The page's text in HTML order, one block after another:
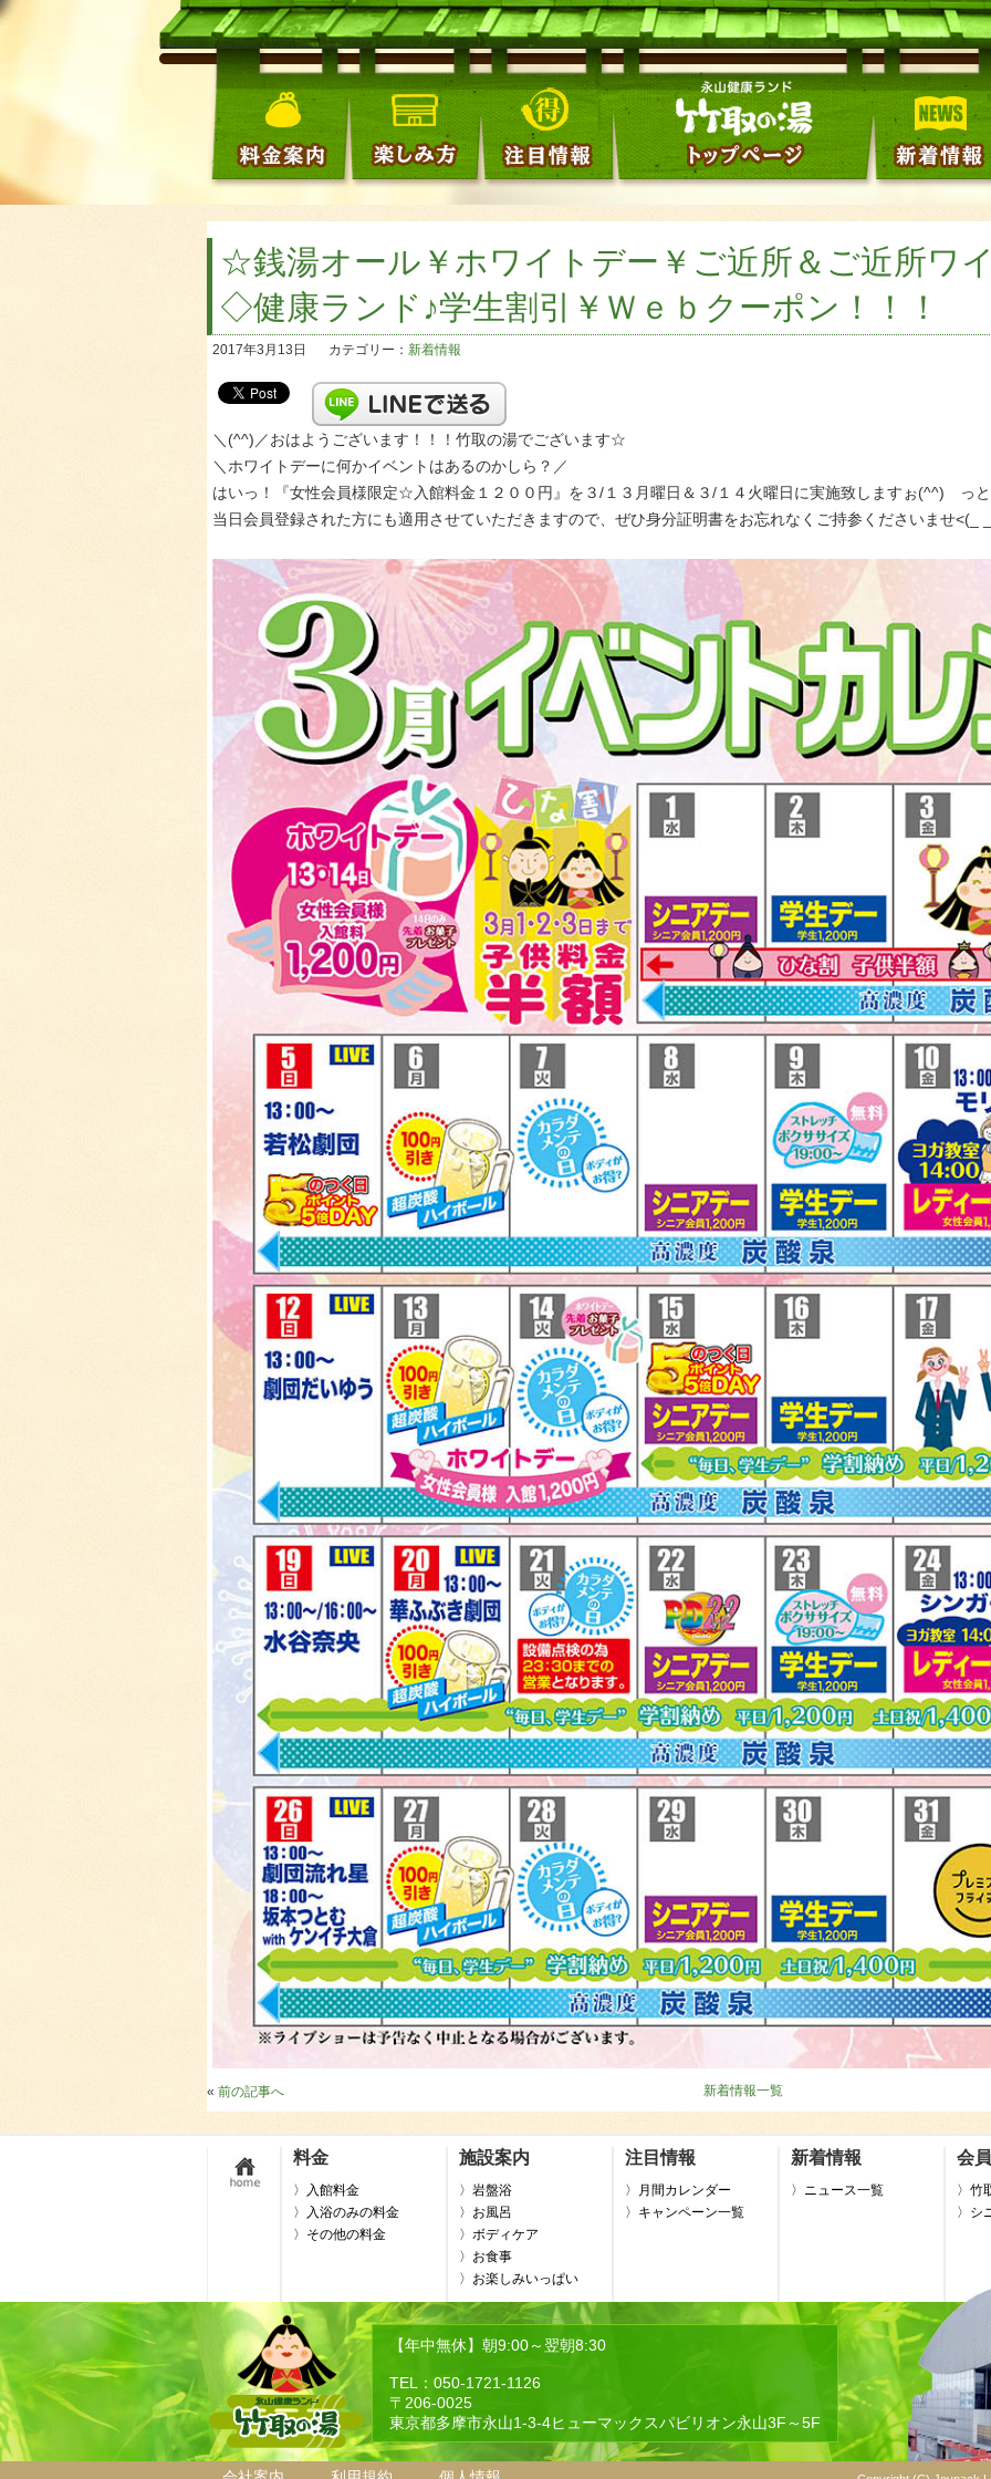
☆銭湯オール￥ホワイトデー￥ご近所＆ご近所ワ
◇健康ランド♪学生割引￥Ｗｅｂクーポン！！！
2017年3月13日 カテゴリー： 新着情報
＼(^^)／おはようございます！！！竹取の湯でございます☆
＼ホワイトデーに何かイベントはあるのかしら？／
はいっ！『女性会員様限定☆入館料金１２００円』を３/１３月曜日＆３/１４火曜日に実施致しますぉ(^^) っ
当日会員登録された方にも適用させていただきますので、ぜひ身分証明書をお忘れなくご持参くださいませ<(_
« 前の記事へ 新着情報一覧
料金
〉入館料金
〉入浴のみの料金
〉その他の料金
施設案内
〉岩盤浴
〉お風呂
〉ボディケア
〉お食事
〉お楽しみいっぱい
注目情報
〉月間カレンダー
〉キャンペーン一覧
新着情報
〉ニュース一覧
会
〉竹
〉シ
【年中無休】朝9:00～翌朝8:30
TEL：050-1721-1126
〒206-0025
東京都多摩市永山1-3-4ヒューマックスパビリオン永山3F～5F